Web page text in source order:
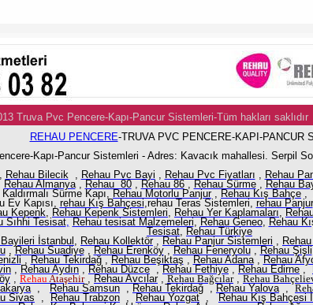
Truva Pvc Pencere-Kapı-Pancur Sistemleri-Tüm
REHAU PENCERE-TRUVA PVC PENCERE-KAPI-PANCUR
Kapı-Pancur Sistemleri - Adres: Kavacık mahallesi. Serpil
Rehau Bilecik, Rehau Pvc Bayi , Rehau Pvc Fiyatları , Rehau
Rehau Almanya, Rehau 80, Rehau 86, Rehau Sürme, Rehau
Sürme Kapı, Rehau Motorlu Panjur, Rehau Kış Bahçe ,
Ev Kapısı, rehau Kış Bahçesi,rehau Teras Sistemleri, rehau Panjur
Kepenk, Rehau Kepenk Sistemleri, Rehau Yer Kaplamaları,
Sıhhi Tesisat, Rehau tesisat Malzemeleri, Rehau Geneo, Rehau
Tesisat, Rehau Türkiye
İstanbul , Rehau Kollektör, Rehau Panjur Sistemleri ,
,Rehau Suadiye, Rehau Erenköy, Rehau Feneryolu, Rehau Şişli
, Rehau Tekirdağ, Rehau Beşiktaş , Rehau Adana, Rehau
, Rehau Aydın , Rehau Düzce , Rehau Fethiye , Rehau Edirne ,
, Rehau Ataşehir, Rehau Avcılar, Rehau Bağcılar, Rehau
, Rehau Samsun , Rehau Tekirdağ , Rehau Yalova,
Sivas , Rehau Trabzon , Rehau Yozgat, Rehau Kış Bahçesi